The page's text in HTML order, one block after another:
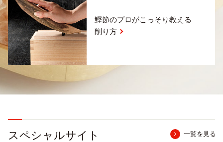
鰹節のプロがこっそり教える
削り方
スペシャルサイト 一覧を見る